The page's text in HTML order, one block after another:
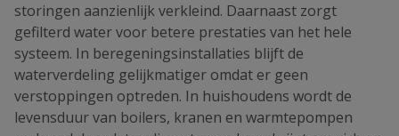
storingen aanzienlijk verkleind. Daarnaast zorgt
gefilterd water voor betere prestaties van het hele
systeem. In beregeningsinstallaties blijft de
waterverdeling gelijkmatiger omdat er geen
verstoppingen optreden. In huishoudens wordt de
levensduur van boilers, kranen en warmtepompen